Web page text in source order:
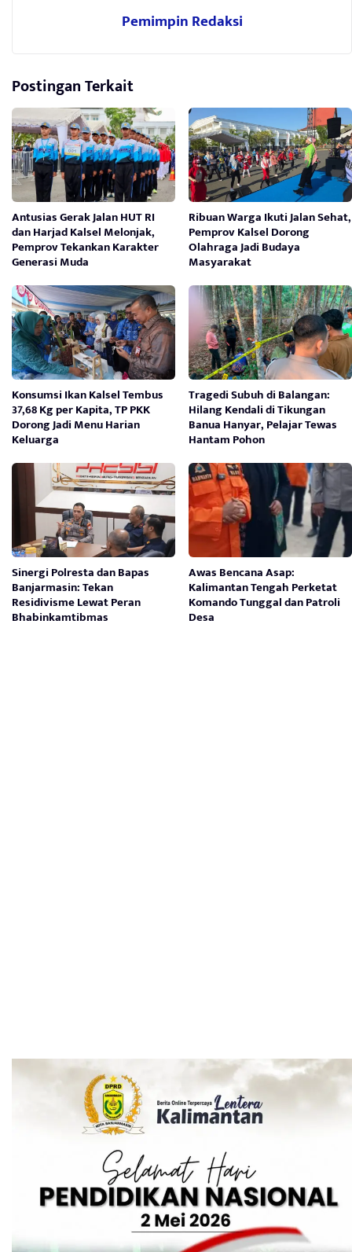
Pemimpin Redaksi
Postingan Terkait
Antusias Gerak Jalan HUT RI
dan Harjad Kalsel Melonjak,
Pemprov Tekankan Karakter
Generasi Muda
Ribuan Warga Ikuti Jalan Sehat,
Pemprov Kalsel Dorong
Olahraga Jadi Budaya
Masyarakat
Konsumsi Ikan Kalsel Tembus
37,68 Kg per Kapita, TP PKK
Dorong Jadi Menu Harian
Keluarga
Tragedi Subuh di Balangan:
Hilang Kendali di Tikungan
Banua Hanyar, Pelajar Tewas
Hantam Pohon
Sinergi Polresta dan Bapas
Banjarmasin: Tekan
Residivisme Lewat Peran
Bhabinkamtibmas
Awas Bencana Asap:
Kalimantan Tengah Perketat
Komando Tunggal dan Patroli
Desa